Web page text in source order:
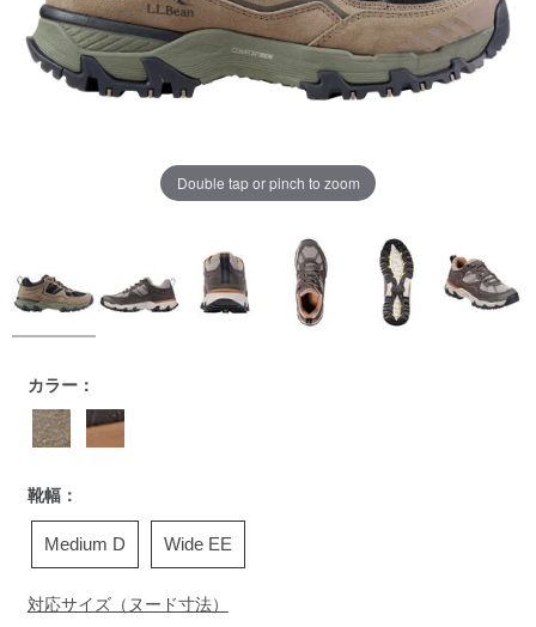
Double tap or pinch to zoom
https://www.llbean.co.jp/mens/shoes/hiking-
boots/g/P5796886.html
カラー：
靴幅：
Medium D Wide EE
対応サイズ（ヌード寸法）